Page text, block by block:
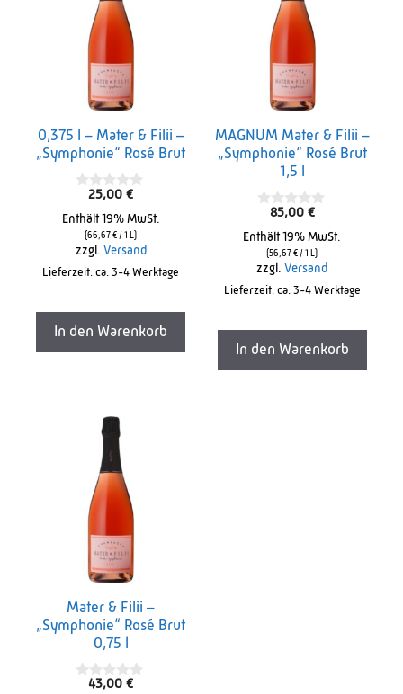
0,375 l – Mater & Filii –
„Symphonie“ Rosé Brut
o
u
o
5
25,00€
Enthält 19% MwSt.
(66,67€ / 1 L)
zzgl. Versand
Lieferzeit: ca. 3-4 Werktage
In den Warenkorb
MAGNUM Mater & Filii –
„Symphonie“ Rosé Brut
1,5 l
o
u
o
5
85,00 €
Enthält 19% MwSt.
(56,67€ / 1 L)
zzgl. Versand
Lieferzeit: ca. 3-4 Werktage
In den Warenkorb
Mater & Filii –
„Symphonie“ Rosé Brut
0,75 l
43,00€